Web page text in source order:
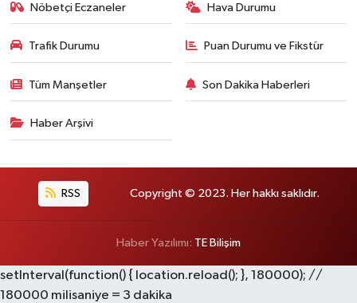
Nöbetçi Eczaneler Hava Durumu
Trafik Durumu Puan Durumu ve Fikstür
Tüm Manşetler Son Dakika Haberleri
Haber Arşivi
RSS Copyright © 2023. Her hakkı saklıdır.
Haber Yazılımı: TE Bilişim
setInterval(function() { location.reload(); }, 180000); //
180000 milisaniye = 3 dakika